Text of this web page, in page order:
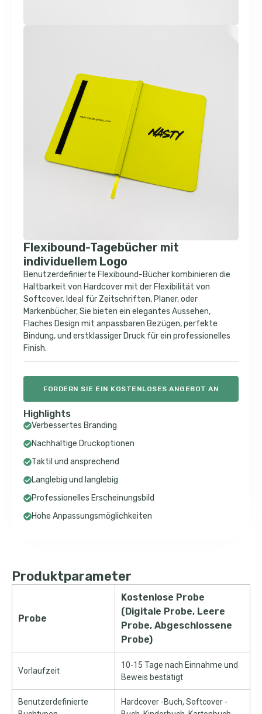
Flexibound-Tagebücher mit
individuellem Logo
Benutzerdefinierte Flexibound-Bücher kombinieren die
Haltbarkeit von Hardcover mit der Flexibilität von
Softcover. Ideal für Zeitschriften, Planer, oder
Markenbücher, Sie bieten ein elegantes Aussehen,
Flaches Design mit anpassbaren Bezügen, perfekte
Bindung, und erstklassiger Druck für ein professionelles
Finish.
FORDERN SIE EIN KOSTENLOSES ANGEBOT AN
Highlights
Verbessertes Branding
Nachhaltige Druckoptionen
Taktil und ansprechend
Langlebig und langlebig
Professionelles Erscheinungsbild
Hohe Anpassungsmöglichkeiten
Produktparameter
Probe
Kostenlose Probe
(Digitale Probe, Leere
Probe, Abgeschlossene
Probe)
Vorlaufzeit
10-15 Tage nach Einnahme und
Beweis bestätigt
Benutzerdefinierte
Hardcover -Buch, Softcover -